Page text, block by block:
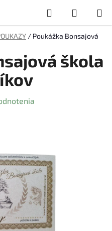
Hľadať
KOŠÍK
/ Poukážka Bonsajová
škola